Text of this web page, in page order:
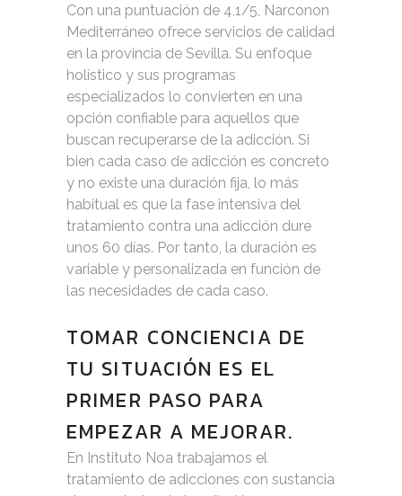
Con una puntuación de 4,1/5, Narconon
Mediterráneo ofrece servicios de calidad
en la provincia de Sevilla. Su enfoque
holístico y sus programas
especializados lo convierten en una
opción confiable para aquellos que
buscan recuperarse de la adicción. Si
bien cada caso de adicción es concreto
y no existe una duración fija, lo más
habitual es que la fase intensiva del
tratamiento contra una adicción dure
unos 60 días. Por tanto, la duración es
variable y personalizada en función de
las necesidades de cada caso.
TOMAR CONCIENCIA DE
TU SITUACIÓN ES EL
PRIMER PASO PARA
EMPEZAR A MEJORAR.
En Instituto Noa trabajamos el
tratamiento de adicciones con sustancia